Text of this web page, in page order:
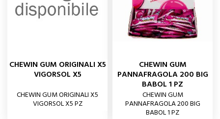
CHEWIN GUM ORIGINALI X5
VIGORSOL X5
CHEWIN GUM ORIGINALI X5
VIGORSOL X5 PZ
CHEWIN GUM
PANNAFRAGOLA 200 BIG
BABOL 1 PZ
CHEWIN GUM
PANNAFRAGOLA 200 BIG
BABOL 1 PZ